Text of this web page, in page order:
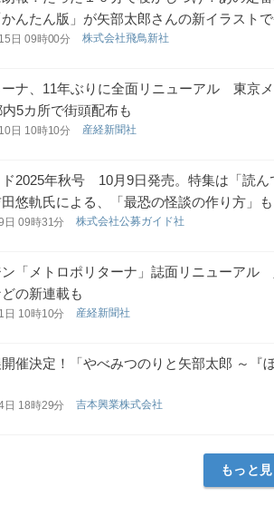
んたん版」が矢部太郎さんの新イラストで
日 09時00分 株式会社飛鳥新社
ーナ、11年ぶりに全面リニューアル 東京
5カ所で街頭配布も
日 10時10分 産経新聞社
2025年秋号 10月9日発売。特集は「読ん
悠軌氏による、「最恐の怪談の作り方」も
日 09時31分 株式会社公募ガイド社
「メトロポリターナ」誌面リニューアル
の新連載も
日 10時10分 産経新聞社
催決定！「やべみつのりと矢部太郎 ～『
日 18時29分 吉本興業株式会社
もっと